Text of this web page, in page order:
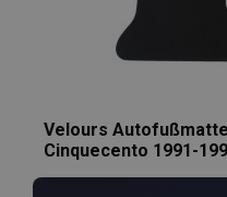
Velours
Cinquecento 1991-